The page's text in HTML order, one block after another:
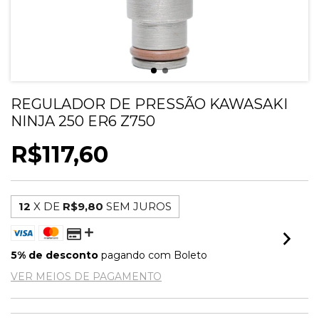
REGULADOR DE PRESSÃO KAWASAKI
NINJA 250 ER6 Z750
R$117,60
12 X DE R$9,80 SEM JUROS
5% de desconto pagando com Boleto
VER MEIOS DE PAGAMENTO